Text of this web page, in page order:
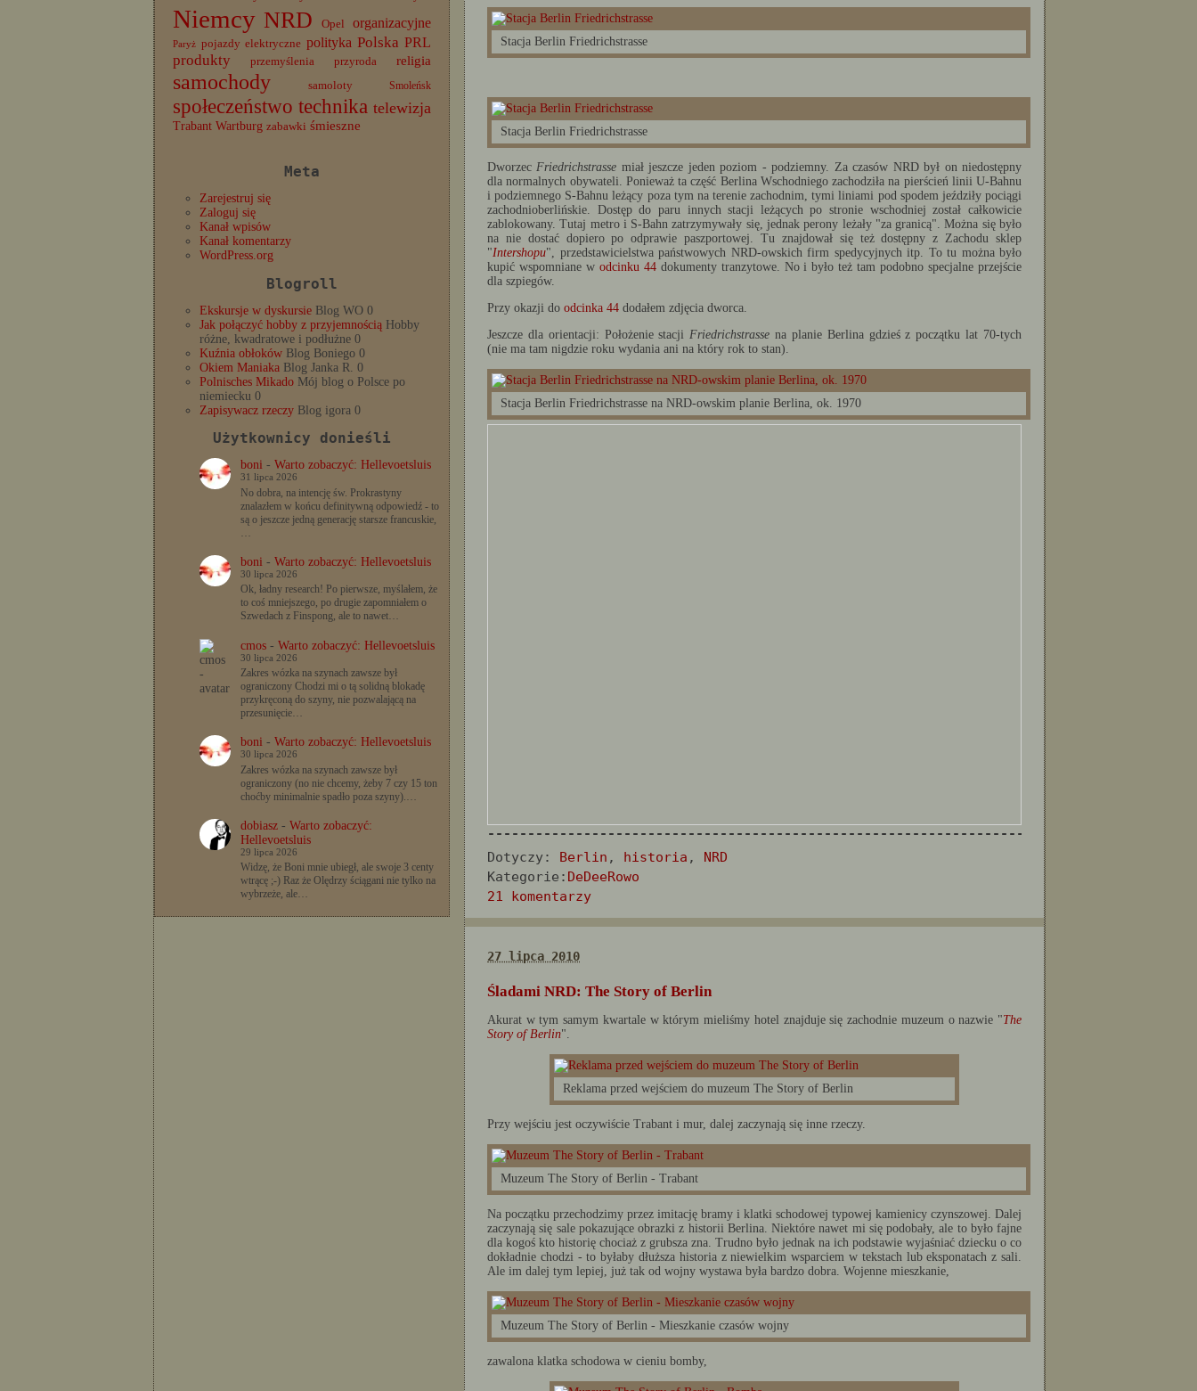
Niemcy NRD Opel organizacyjne
Paryż pojazdy elektryczne polityka Polska PRL
produkty
przemyślenia przyroda religia
samochody samoloty Smoleńsk
społeczeństwo technika telewizja
Trabant Wartburg zabawki śmieszne
Meta
Zarejestruj się
Zaloguj się
Kanał wpisów
Kanał komentarzy
WordPress.org
Blogroll
Ekskursje w dyskursie Blog WO 0
Jak połączyć hobby z przyjemnością Hobby
różne, kwadratowe i podłużne 0
Kuźnia obłoków Blog Boniego 0
Okiem Maniaka Blog Janka R. 0
Polnisches Mikado Mój blog o Polsce po
niemiecku 0
Zapisywacz rzeczy Blog igora 0
Użytkownicy donieśli
boni- Warto zobaczyć: Hellevoetsluis
31 lipca 2026
No dobra, na intencję św. Prokrastyny
znalazłem w końcu definitywną odpowiedź - to
są o jeszcze jedną generację starsze francuskie,
…
boni- Warto zobaczyć: Hellevoetsluis
30 lipca 2026
Ok, ładny research! Po pierwsze, myślałem, że
to coś mniejszego, po drugie zapomniałem o
Szwedach z Finspong, ale to nawet…
cmos- Warto zobaczyć: Hellevoetsluis
30 lipca 2026
Zakres wózka na szynach zawsze był
ograniczony Chodzi mi o tą solidną blokadę
przykręconą do szyny, nie pozwalającą na
przesunięcie…
boni- Warto zobaczyć: Hellevoetsluis
30 lipca 2026
Zakres wózka na szynach zawsze był
ograniczony (no nie chcemy, żeby 7 czy 15 ton
choćby minimalnie spadło poza szyny).…
dobiasz- Warto zobaczyć:
Hellevoetsluis
29 lipca 2026
Widzę, że Boni mnie ubiegł, ale swoje 3 centy
wtrącę ;-) Raz że Olędrzy ściągani nie tylko na
wybrzeże, ale…
Stacja Berlin Friedrichstrasse
Stacja Berlin Friedrichstrasse
DworzecFriedrichstrasse miał jeszcze jeden poziom - podziemny. Za czasów NRD był on niedostępny
dla normalnych obywateli. Ponieważ ta część Berlina Wschodniego zachodziła na pierścień linii U-Bahnu
i podziemnego S-Bahnu leżący poza tym na terenie zachodnim, tymi liniami pod spodem jeździły pociągi
zachodnioberlińskie. Dostęp do paru innych stacji leżących po stronie wschodniej został całkowicie
zablokowany. Tutaj metro i S-Bahn zatrzymywały się, jednak perony leżały "za granicą". Można się było
na nie dostać dopiero po odprawie paszportowej. Tu znajdował się też dostępny z Zachodu sklep
"Intershopu", przedstawicielstwa państwowych NRD-owskich firm spedycyjnych itp. To tu można było
kupić wspomniane w odcinku 44dokumenty tranzytowe. No i było też tam podobno specjalne przejście
dla szpiegów.
Przy okazji do odcinka 44 dodałem zdjęcia dworca.
Jeszcze dla orientacji: Położenie stacjiFriedrichstrasse na planie Berlina gdzieś z początku lat 70-tych
(nie ma tam nigdzie roku wydania ani na który rok to stan).
Stacja Berlin Friedrichstrasse na NRD-owskim planie Berlina, ok. 1970
Dotyczy: Berlin , historia , NRD
Kategorie: DeDeeRowo
21 komentarzy
27 lipca 2010
Śladami NRD: The Story of Berlin
Akurat w tym samym kwartale w którym mieliśmy hotel znajduje się zachodnie muzeum o nazwie "The
Story of Berlin".
Reklama przed wejściem do muzeum The Story of Berlin
Przy wejściu jest oczywiście Trabant i mur, dalej zaczynają się inne rzeczy.
Muzeum The Story of Berlin - Trabant
Na początku przechodzimy przez imitację bramy i klatki schodowej typowej kamienicy czynszowej. Dalej
zaczynają się sale pokazujące obrazki z historii Berlina. Niektóre nawet mi się podobały, ale to było fajne
dla kogoś kto historię chociaż z grubsza zna. Trudno było jednak na ich podstawie wyjaśniać dziecku o co
dokładnie chodzi - to byłaby dłuższa historia z niewielkim wsparciem w tekstach lub eksponatach z sali.
Ale im dalej tym lepiej, już tak od wojny wystawa była bardzo dobra. Wojenne mieszkanie,
Muzeum The Story of Berlin - Mieszkanie czasów wojny
zawalona klatka schodowa w cieniu bomby,